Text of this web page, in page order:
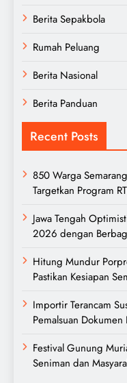
Berita Sepakbola
Rumah Peluang
Berita Nasional
Berita Panduan
Recent Posts
850 Warga
Targetkan Program
Jawa Tengah
2026 dengan
Hitung Mundur
Pastikan Kesiapan
Importir Terancam
Pemalsuan Dokumen
Festival Gunung
Seniman dan